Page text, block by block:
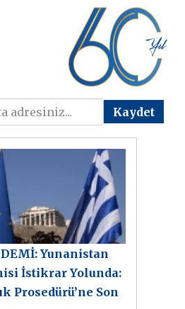
Yunanistan
İstikrar Yolunda:
Prosedürü’ne Son